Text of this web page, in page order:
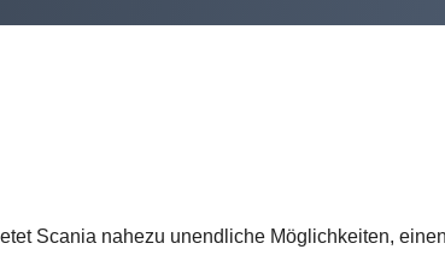
Scania nahezu unendliche Möglichkeiten,